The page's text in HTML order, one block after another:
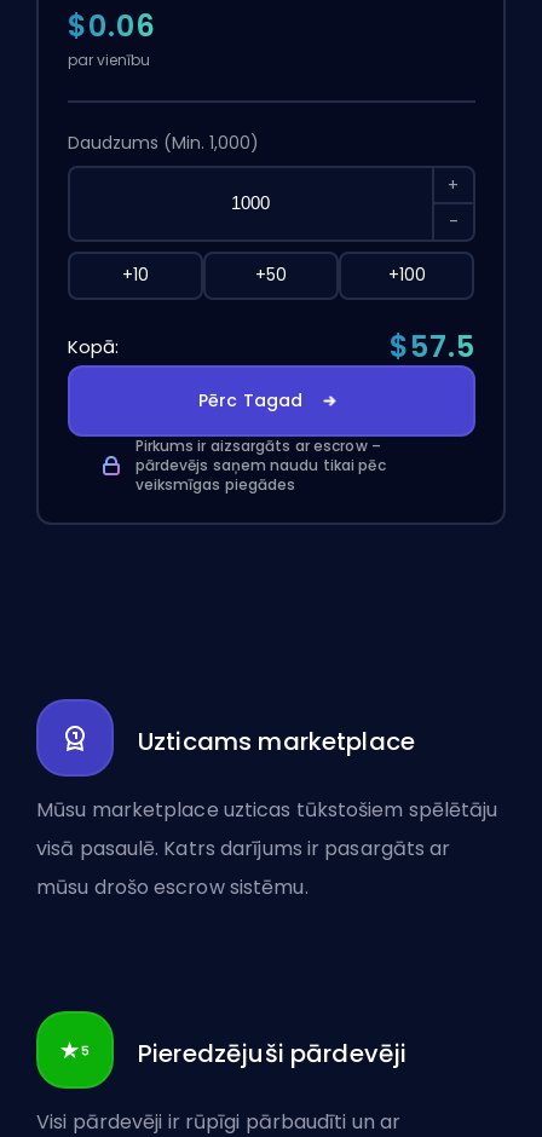
$0.06
par vienību
Daudzums (Min. 1,000)
+
-
+10 +50 +100
Kopā: $57.5
Pērc Tagad
Pirkums ir aizsargāts ar escrow –
pārdevējs saņem naudu tikai pēc
veiksmīgas piegādes
Uzticams marketplace
Mūsu marketplace uzticas tūkstošiem spēlētāju
visā pasaulē. Katrs darījums ir pasargāts ar
mūsu drošo escrow sistēmu.
Pieredzējuši pārdevēji
Visi pārdevēji ir rūpīgi pārbaudīti un ar